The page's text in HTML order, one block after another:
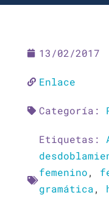
13/02/2017
Enlace
Categoría:
Etiquetas:
femenino,
gramática,